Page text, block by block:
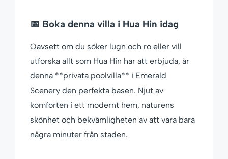
📅 Boka denna villa i Hua Hin idag
Oavsett om du söker lugn och ro eller vill
utforska allt som Hua Hin har att erbjuda, är
denna **privata poolvilla** i Emerald
Scenery den perfekta basen. Njut av
komforten i ett modernt hem, naturens
skönhet och bekvämligheten av att vara bara
några minuter från staden.